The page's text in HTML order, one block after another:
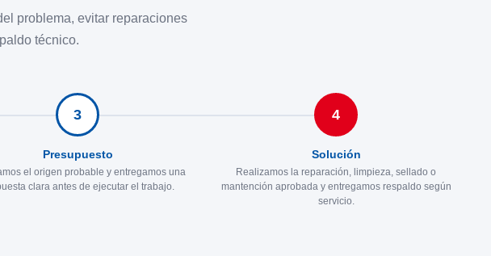
problema, evitar reparaciones
técnico.
3
Presupuesto
el origen probable y entregamos una
clara antes de ejecutar el trabajo.
4
Solución
Realizamos la reparación, limpieza, sellado o
mantención aprobada y entregamos respaldo según
servicio.